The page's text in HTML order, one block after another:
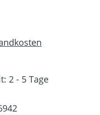
2 - 5 Tage